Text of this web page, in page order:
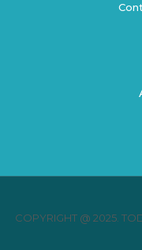
COPYRIGHT @ 2025.